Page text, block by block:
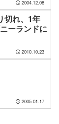
2004.12.08
切れ、1年
ーランドに
2010.10.23
2005.01.17